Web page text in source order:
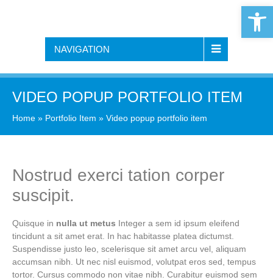
NAVIGATION
VIDEO POPUP PORTFOLIO ITEM
Home » Portfolio Item » Video popup portfolio item
Nostrud exerci tation corper
suscipit.
Quisque in nulla ut metus Integer a sem id ipsum eleifend
tincidunt a sit amet erat. In hac habitasse platea dictumst.
Suspendisse justo leo, scelerisque sit amet arcu vel, aliquam
accumsan nibh. Ut nec nisl euismod, volutpat eros sed, tempus
tortor. Cursus commodo non vitae nibh. Curabitur euismod sem